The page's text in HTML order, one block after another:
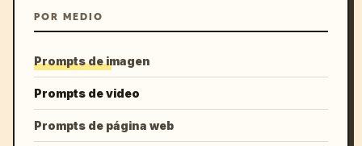
POR MEDIO
Prompts de imagen
Prompts de video
Prompts de página web